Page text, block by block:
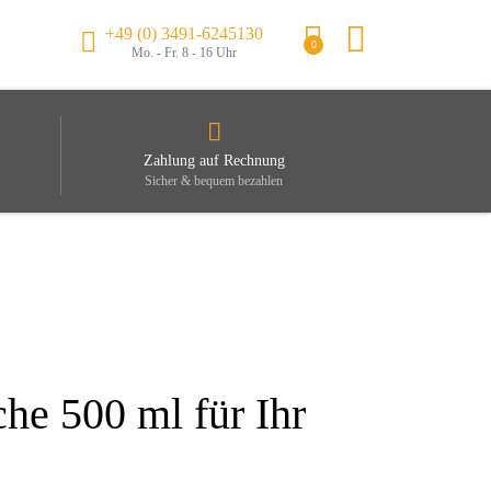
+49 (0) 3491-6245130
Mo. - Fr. 8 - 16 Uhr
0
Zahlung auf Rechnung
Sicher & bequem bezahlen
500 ml für Ihr